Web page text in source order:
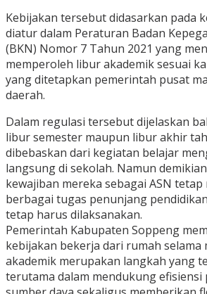
Kebijakan tersebut didasarkan pada
diatur dalam Peraturan Badan
(BKN) Nomor 7 Tahun 2021 yang
memperoleh libur akademik sesuai
yang ditetapkan pemerintah pusat
daerah.
Dalam regulasi tersebut dijelaskan
libur semester maupun libur akhir
dibebaskan dari kegiatan belajar
langsung di sekolah. Namun
kewajiban mereka sebagai ASN
berbagai tugas penunjang
tetap harus dilaksanakan.
Pemerintah Kabupaten Soppeng
kebijakan bekerja dari rumah selama
akademik merupakan langkah yang
terutama dalam mendukung efisiensi